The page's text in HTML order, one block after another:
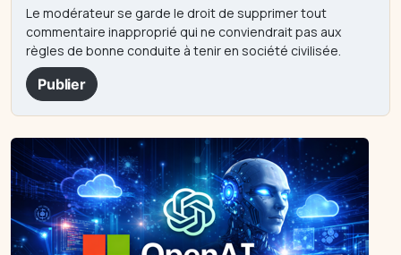
Le modérateur se garde le droit de supprimer tout
commentaire inapproprié qui ne conviendrait pas aux
règles de bonne conduite à tenir en société civilisée.
Publier